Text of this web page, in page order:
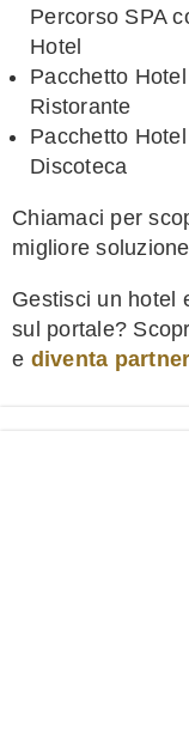
Percorso SPA
Hotel
Pacchetto
Ristorante
Pacchetto
Discoteca
Chiamaci per
migliore
Gestisci un hotel
sul portale?
e diventa partner